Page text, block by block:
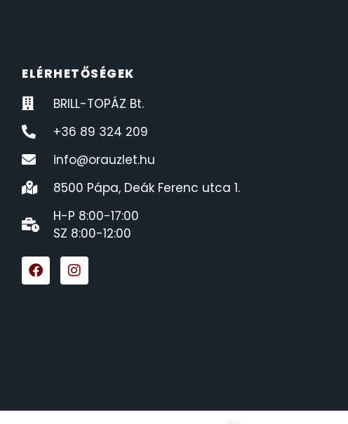
ELÉRHETŐSÉGEK
BRILL-TOPÁZ Bt.
+36 89 324 209
info@orauzlet.hu
8500 Pápa, Deák Ferenc utca 1.
H-P 8:00-17:00
SZ 8:00-12:00